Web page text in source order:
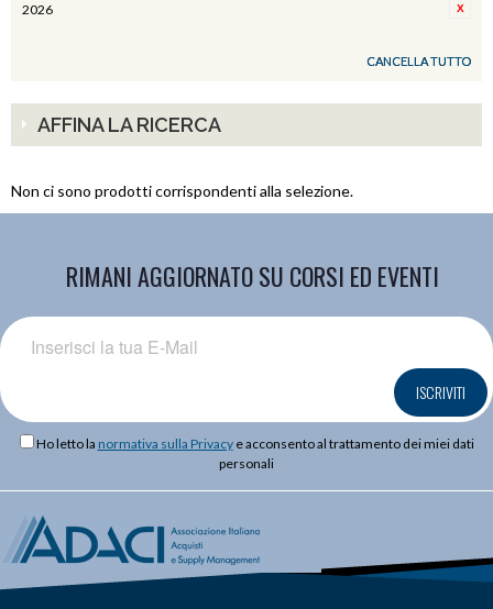
2026
CANCELLA TUTTO
AFFINA LA RICERCA
Non ci sono prodotti corrispondenti alla selezione.
RIMANI AGGIORNATO SU CORSI ED EVENTI
ISCRIVITI
Ho letto la normativa sulla Privacye acconsento al trattamento dei miei dati
personali